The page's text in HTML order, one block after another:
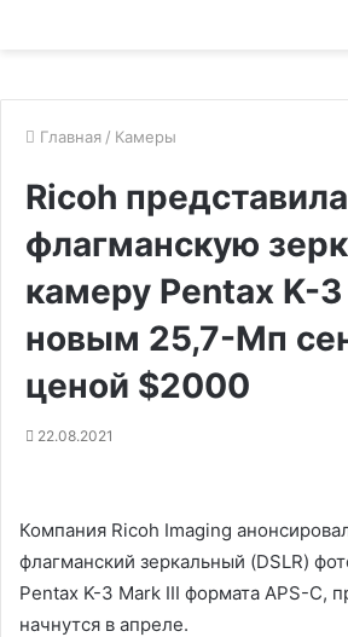
Главная / Камеры
Ricoh представила
флагманскую
камеру Pentax K-
новым 25,7-Мп
ценой $2000
22.08.2021
Компания Ricoh Imaging
флагманский зеркальный (DSLR)
Pentax K-3 Mark III формата APS-C,
начнутся в апреле.